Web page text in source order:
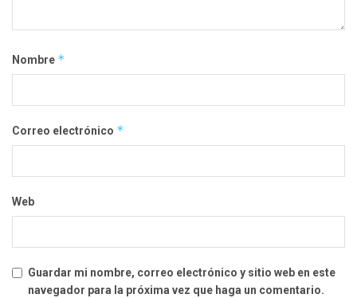
Nombre *
Correo electrónico *
Web
Guardar mi nombre, correo electrónico y sitio web en este
navegador para la próxima vez que haga un comentario.